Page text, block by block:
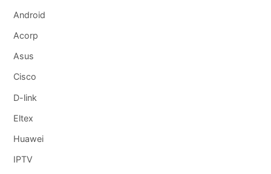
Android
Acorp
Asus
Cisco
D-link
Eltex
Huawei
IPTV